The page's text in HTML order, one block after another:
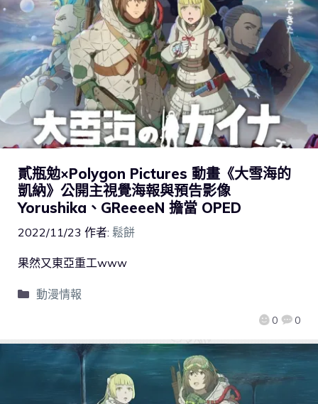
貳瓶勉×Polygon Pictures 動畫《大雪海的
凱納》公開主視覺海報與預告影像
Yorushika、GReeeeN 擔當 OPED
2022/11/23 作者: 鬆餅
0 0
果然又東亞重工www
動漫情報